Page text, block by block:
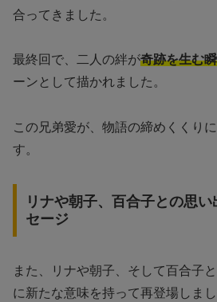
合ってきました。
最終回で、二人の絆が奇跡を生む
ーンとして描かれました。
この兄弟愛が、物語の締めくくり
す。
リナや朝子、百合子との思
セージ
また、リナや朝子、そして百合子
に新たな意味を持って再登場しまし